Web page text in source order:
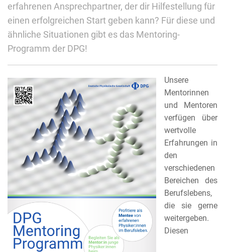
erfahrenen Ansprechpartner, der dir Hilfestellung für
einen erfolgreichen Start geben kann? Für diese und
ähnliche Situationen gibt es das Mentoring-
Programm der DPG!
Unsere
Mentorinnen
und Mentoren
verfügen über
wertvolle
Erfahrungen in
den
verschiedenen
Bereichen des
Berufslebens,
die sie gerne
weitergeben.
Diesen